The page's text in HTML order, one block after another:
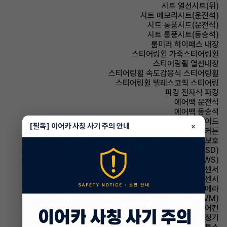
시트 열선시트(뒤)
시트 메모리시트(운전석)
시트 통풍시트(운전석)
시트 통풍시트(동승석)
룸미러 하이패스 내장
스티어링휠 가죽스티어링휠
스티어링휠 열선내장
스티어링휠 속도감응식 스티어링휠
스티어링휠 텔레스코픽 스티어링
파킹 전자식 파킹
에어백 운전석
에어백 동승석
에어백 사이드
에어백 커튼
에어백 무릎보호
주행안전 후측방경보시스템(BSD)
주행안전 차선이탈경보(LDWS)
주차보조 전방감지센서
주차보조 후방감지센서
주차보조 후방카메라
주차보조 어라운드뷰(AVM)
에어컨 풀오토에어컨
에어컨 공기청정기
[필독] 이어카 사칭 사기 주의 안내 ×